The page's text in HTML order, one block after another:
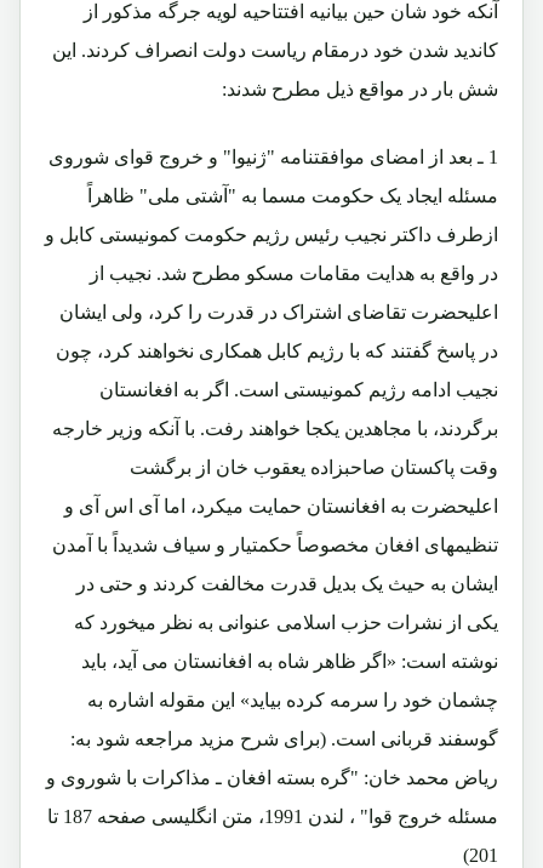
آنکه خود شان حین بیانیه افتتاحیه لویه جرگه مذکور از
کاندید شدن خود درمقام ریاست دولت انصراف کردند. این
شش بار در مواقع ذیل مطرح شدند:
1 ـ بعد از امضای موافقتنامه "ژنیوا" و خروج قوای شوروی
مسئله ایجاد یک حکومت مسما به "آشتی ملی" ظاهراً
ازطرف داکتر نجیب رئیس رژیم حکومت کمونیستی کابل و
در واقع به هدایت مقامات مسکو مطرح شد. نجیب از
اعلیحضرت تقاضای اشتراک در قدرت را کرد، ولی ایشان
در پاسخ گفتند که با رژیم کابل همکاری نخواهند کرد، چون
نجیب ادامه رژیم کمونیستی است. اگر به افغانستان
برگردند، با مجاهدین یکجا خواهند رفت. با آنکه وزیر خارجه
وقت پاکستان صاحبزاده یعقوب خان از برگشت
اعلیحضرت به افغانستان حمایت میکرد، اما آی اس آی و
تنظیمهای افغان مخصوصاً حکمتیار و سیاف شدیداً با آمدن
ایشان به حیث یک بدیل قدرت مخالفت کردند و حتی در
یکی از نشرات حزب اسلامی عنوانی به نظر میخورد که
نوشته است: «اگر ظاهر شاه به افغانستان می آید، باید
چشمان خود را سرمه کرده بیاید» این مقوله اشاره به
گوسفند قربانی است. (برای شرح مزید مراجعه شود به:
ریاض محمد خان: "گره بسته افغان ـ مذاکرات با شوروی و
مسئله خروج قوا" ، لندن 1991، متن انگلیسی صفحه 187 تا
201)